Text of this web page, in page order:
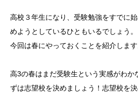
高校３年生になり、受験勉強をすでに
めようとしているひともいるでしょう。
今回は春にやっておくことを紹介します
高3の春はまだ受験生という実感がわか
ずは志望校を決めましょう！志望校を